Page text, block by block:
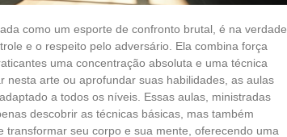
como um esporte de confronto brutal, é na verdade
e o respeito pelo adversário. Ela combina força
uma concentração absoluta e uma técnica
nesta arte ou aprofundar suas habilidades, as aulas
a todos os níveis. Essas aulas, ministradas
descobrir as técnicas básicas, mas também
transformar seu corpo e sua mente, oferecendo uma